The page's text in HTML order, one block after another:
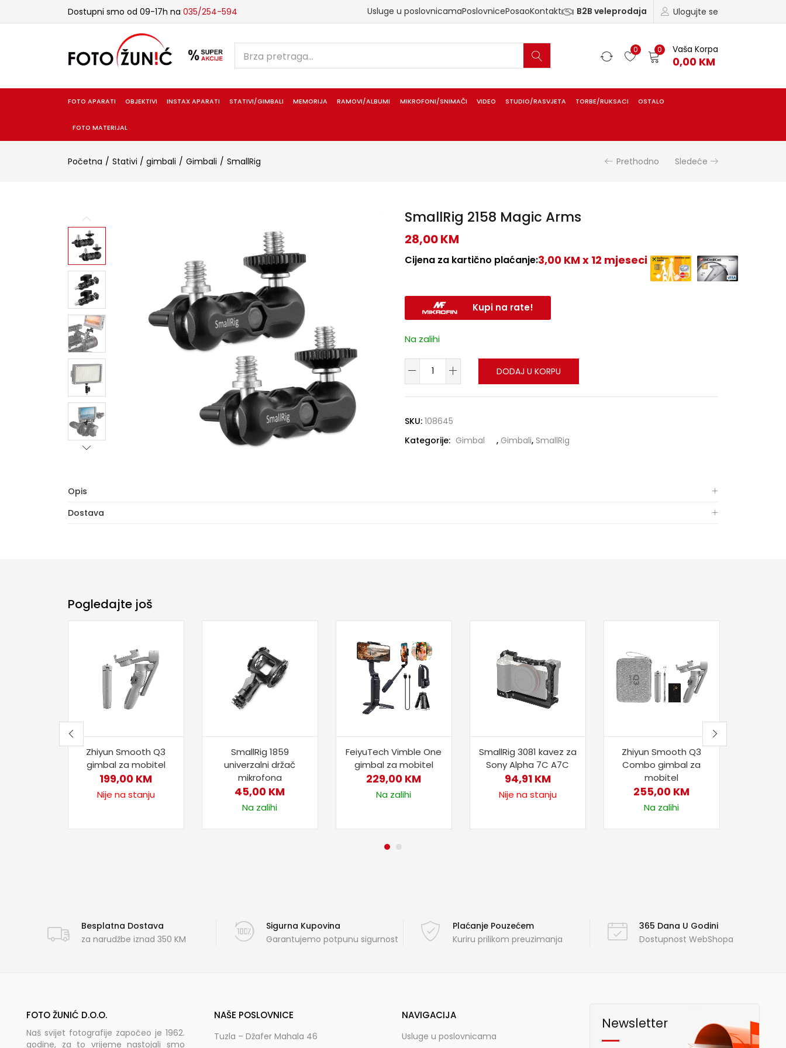
Dostupni smo od 09-17h na 035/254-594 Ulogujte se
Usluge u poslovnicamaPoslovnicePosaoKontakt B2B veleprodaja
0 0 Vaša Korpa
0,00 KM
FOTO APARATI OBJEKTIVI INSTAX APARATI STATIVI/GIMBALI MEMORIJA RAMOVI/ALBUMI MIKROFONI/SNIMAČI VIDEO STUDIO/RASVJETA TORBE/RUKSACI OSTALO
FOTO MATERIJAL
Početna Stativi / gimbali Gimbali SmallRig Prethodno Sledeće
SmallRig 2158 Magic Arms
28,00KM
Cijena za kartično plaćanje:3,00 KM x 12 mjeseci
Kupi na rate!
Na zalihi
DODAJ U KORPU
SKU: 108645
Kategorije: Gimbal , Gimbali, SmallRig
Opis
Dostava
Pogledajte još
Zhiyun Smooth Q3
gimbal za mobitel
199,00 KM
Nije na stanju
SmallRig 1859
univerzalni držač
mikrofona
45,00 KM
Na zalihi
FeiyuTech Vimble One
gimbal za mobitel
229,00 KM
Na zalihi
SmallRig 3081 kavez za
Sony Alpha 7C A7C
94,91 KM
Nije na stanju
Zhiyun Smooth Q3
Combo gimbal za
mobitel
255,00 KM
Na zalihi
Besplatna Dostava
za narudžbe iznad 350 KM
Sigurna Kupovina
Garantujemo potpunu sigurnost
Plaćanje Pouzećem
Kuriru prilikom preuzimanja
365 Dana U Godini
Dostupnost WebShopa
FOTO ŽUNIĆ D.O.O.
Naš svijet fotografije započeo je 1962.
godine, za to vrijeme nastojali smo
NAŠE POSLOVNICE
Tuzla – Džafer Mahala 46
NAVIGACIJA
Usluge u poslovnicama
Newsletter